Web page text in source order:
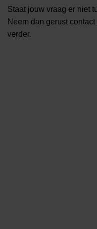
Staat jouw vraag er niet
Neem dan gerust
verder.